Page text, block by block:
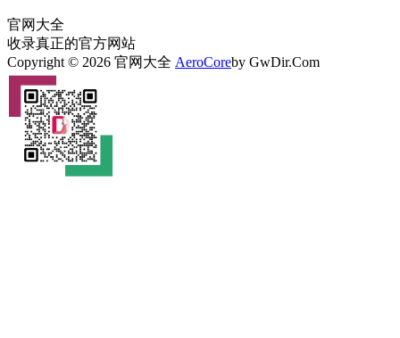
官网大全
收录真正的官方网站
Copyright © 2026 官网大全 AeroCoreby GwDir.Com